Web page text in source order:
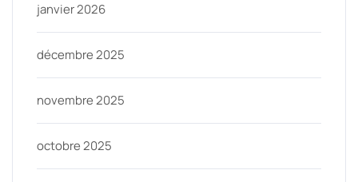
janvier 2026
décembre 2025
novembre 2025
octobre 2025